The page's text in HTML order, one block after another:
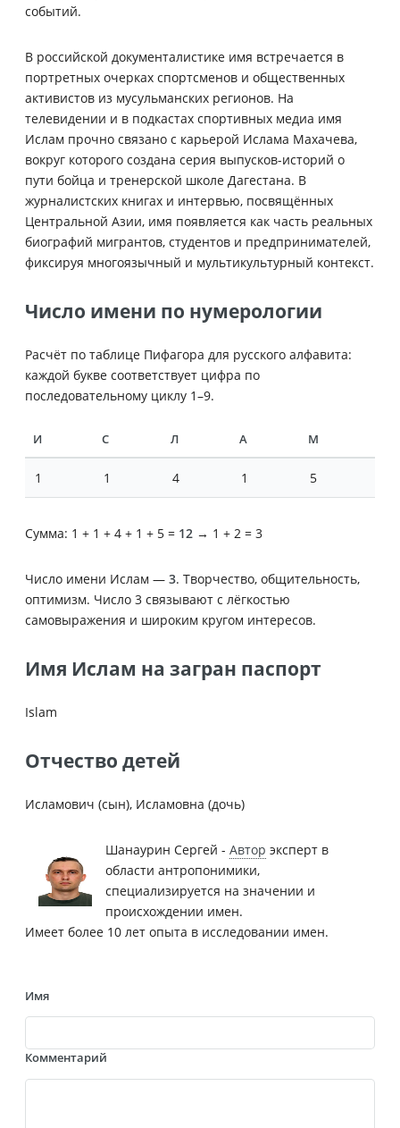
событий.
В российской документалистике имя встречается в
портретных очерках спортсменов и общественных
активистов из мусульманских регионов. На
телевидении и в подкастах спортивных медиа имя
Ислам прочно связано с карьерой Ислама Махачева,
вокруг которого создана серия выпусков-историй о
пути бойца и тренерской школе Дагестана. В
журналистских книгах и интервью, посвящённых
Центральной Азии, имя появляется как часть реальных
биографий мигрантов, студентов и предпринимателей,
фиксируя многоязычный и мультикультурный контекст.
Число имени по нумерологии
Расчёт по таблице Пифагора для русского алфавита:
каждой букве соответствует цифра по
последовательному циклу 1–9.
И С Л А М
1 1 4 1 5
Сумма: 1 + 1 + 4 + 1 + 5 = 12 → 1 + 2 = 3
Число имени Ислам — 3. Творчество, общительность,
оптимизм. Число 3 связывают с лёгкостью
самовыражения и широким кругом интересов.
Имя Ислам на загран паспорт
Islam
Отчество детей
Исламович (сын), Исламовна (дочь)
Шанаурин Сергей - Автор эксперт в
области антропонимики,
специализируется на значении и
происхождении имен.
Имеет более 10 лет опыта в исследовании имен.
Имя
Комментарий